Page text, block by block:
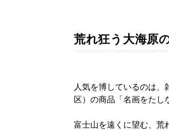
荒れ狂う大海原
人気を博しているのは
区）の商品「名画をたし
富士山を遠くに望む、荒